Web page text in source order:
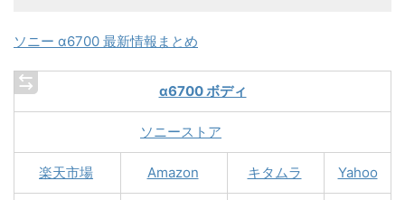
ソニー α6700 最新情報まとめ
α6700 ボディ
ソニーストア
楽天市場 Amazon キタムラ Yahoo